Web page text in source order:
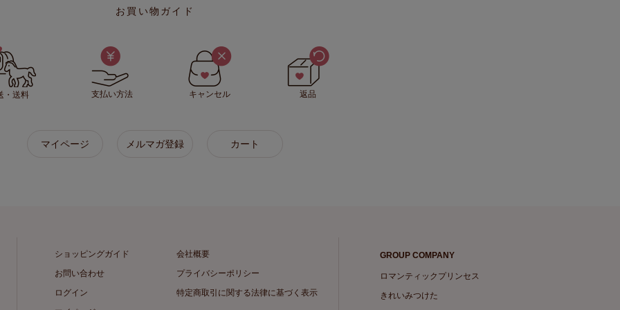
お買い物ガイド
・送料 支払い方法 キャンセル 返品
マイページ メルマガ登録 カート
ショッピングガイド
お問い合わせ
ログイン
会社概要
プライバシーポリシー
特定商取引に関する法律に基づく表示
GROUP COMPANY
ロマンティックプリンセス
きれいみつけた